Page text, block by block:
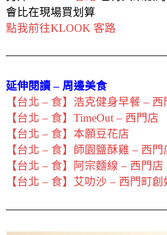
會比在現場買划算
點我前往KLOOK 客路
延伸閱讀 – 周邊美食
【台北 – 食】浩克健身早餐 –
【台北 – 食】TimeOut – 西門店
【台北 – 食】本願豆花店
【台北 – 食】師園鹽酥雞 – 西門
【台北 – 食】阿宗麵線 – 西門店
【台北 – 食】艾叻沙 – 西門町創